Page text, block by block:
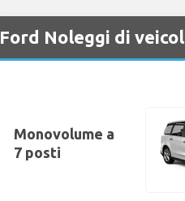
Ford Noleggi di
Monovolume a
7 posti